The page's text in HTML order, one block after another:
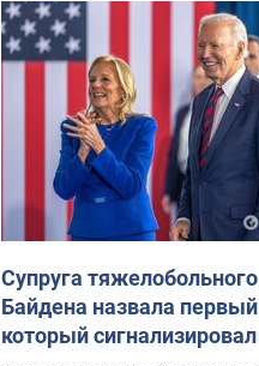
Супруга
Байдена назвала
который сигнализировал